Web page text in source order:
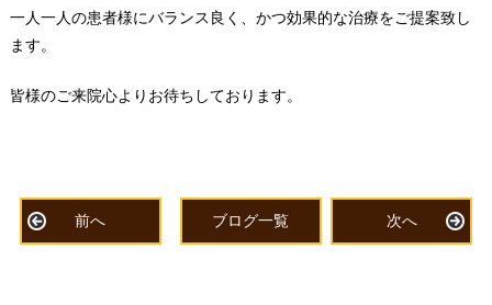
一人一人の患者様にバランス良く、かつ効果的な治療をご提案致し
ます。
皆様のご来院心よりお待ちしております。
前へ ブログ一覧 次へ